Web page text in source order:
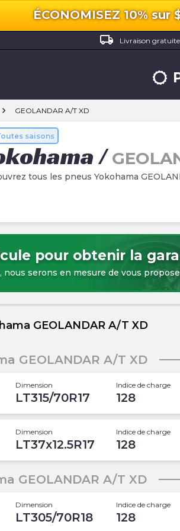
ÉCONOMISEZ 10% sur
local_shipping
Livraison
chevron_right GEOLANDAR A/T XD
saisons
/
tous les pneus Yokohama
pour obtenir la
serons en mesure de vous
GEOLANDAR A/T XD
GEOLANDAR A/T XD
Dimension
LT315/70R17
Indice de charge
128
Dimension
LT37x12.5R17
Indice de charge
128
GEOLANDAR A/T XD
Dimension
LT305/70R18
Indice de charge
128